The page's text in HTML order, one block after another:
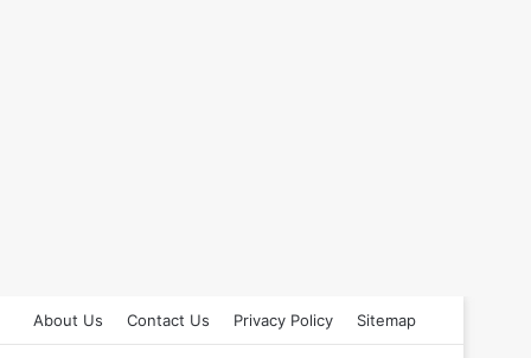
About Us Contact Us Privacy Policy Sitemap